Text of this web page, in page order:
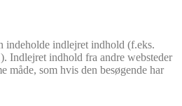
indeholde indlejret indhold (f.eks.
Indlejret indhold fra andre websteder
måde, som hvis den besøgende har